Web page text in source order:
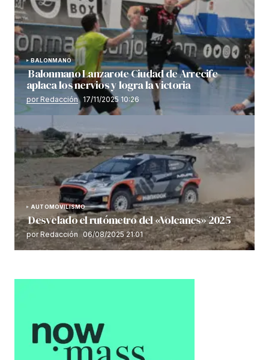
BALONMANO
Balonmano Lanzarote Ciudad de Arrecife
aplaca los nervios y logra la victoria
por Redacción 17/11/2025 10:26
AUTOMOVILISMO
Desvelado el rutómetro del «Volcanes» 2025
por Redacción 06/08/2025 21:01